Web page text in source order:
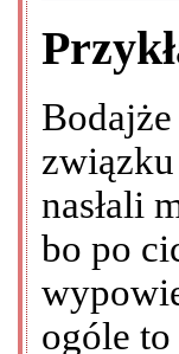
nasłali
bo po
ogóle